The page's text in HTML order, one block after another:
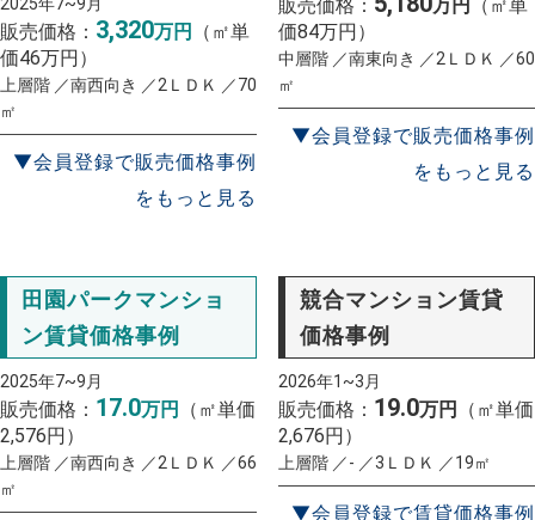
販売価格： 3,320万円
（㎡単
価46万円）
上層階 ／南西向き ／2ＬＤＫ ／70
㎡
▼会員登録で販売価格事例
をもっと見る
販売価格： 万円
（㎡単
価84万円）
中層階 ／南東向き ／2ＬＤＫ ／60
㎡
▼会員登録で販売価格事例
をもっと見る
田園パークマンショ
ン賃貸価格事例
2025年7~9月
販売価格： 17.0万円
（㎡単価
2,576円）
上層階 ／南西向き ／2ＬＤＫ ／66
㎡
競合マンション賃貸
価格事例
2026年1~3月
販売価格： 19.0万円
（㎡単価
2,676円）
上層階 ／- ／3ＬＤＫ ／19㎡
▼会員登録で賃貸価格事例